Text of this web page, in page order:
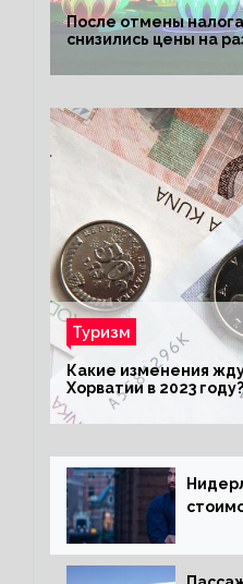
После отмены
снизились цены на
Туризм
Какие изменения
Хорватии в 2023 году?